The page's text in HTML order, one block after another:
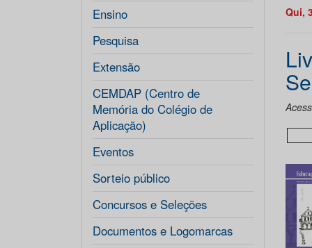
Ensino
Pesquisa
Extensão
CEMDAP (Centro de
Memória do Colégio de
Aplicação)
Eventos
Sorteio público
Concursos e Seleções
Documentos e Logomarcas
Qui,